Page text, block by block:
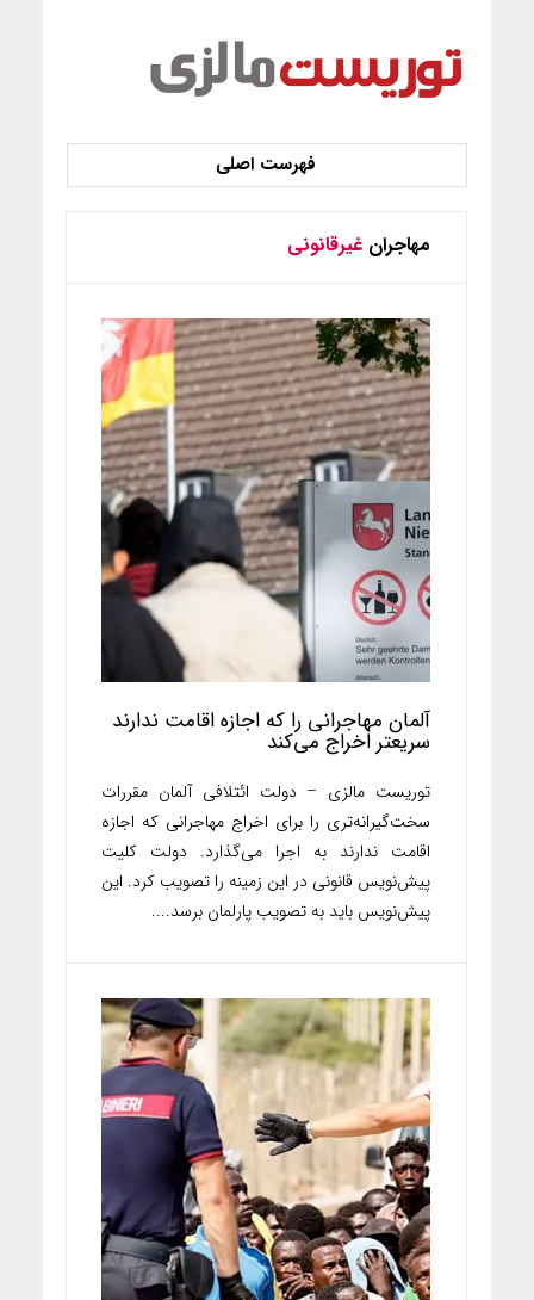
مهاجران غیرقانونی
آلمان مهاجرانی را که اجازه اقامت ندارند
سریعتر اخراج می‌کند
توریست مالزی – دولت ائتلافی آلمان مقررات
سخت‌گیرانه‌تری را برای اخراج مهاجرانی که اجازه
اقامت ندارند به اجرا می‌گذارد. دولت کلیت
پیش‌نویس قانونی در این زمینه را تصویب کرد. این
پیش‌نویس باید به تصویب پارلمان برسد....